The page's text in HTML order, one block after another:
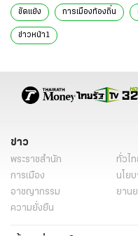
ขัดแย้ง การเมืองท้องถิ่น
ข่าวหน้า1
ข่าว
พระราชสำนัก ทั่วไ
การเมือง
นโย
อาชญากรรม
ยาน
ความยั่งยืน